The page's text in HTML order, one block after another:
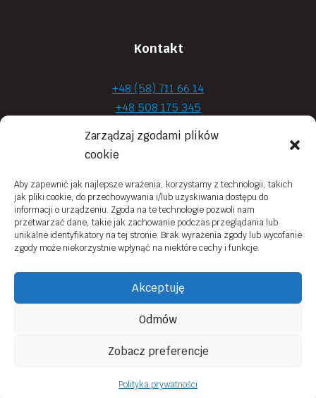
Zarządzaj zgodami plików
cookie
Aby zapewnić jak najlepsze wrażenia, korzystamy z technologii, takich
jak pliki cookie, do przechowywania i/lub uzyskiwania dostępu do
informacji o urządzeniu. Zgoda na te technologie pozwoli nam
przetwarzać dane, takie jak zachowanie podczas przeglądania lub
unikalne identyfikatory na tej stronie. Brak wyrażenia zgody lub wycofanie
zgody może niekorzystnie wpłynąć na niektóre cechy i funkcje.
Akceptuję
Odmów
Zobacz preferencje
Polityka prywatności
Kontakt
+48 (58) 711 66 14
+48 508 175 345
+48 720 870 590
prima.optyk@gmail.com
Moje konto
Obowiązek Informacyjny
Polityka prywatności
Regulamin sklepu online
© 2026 Prima Optyk Wykonanie